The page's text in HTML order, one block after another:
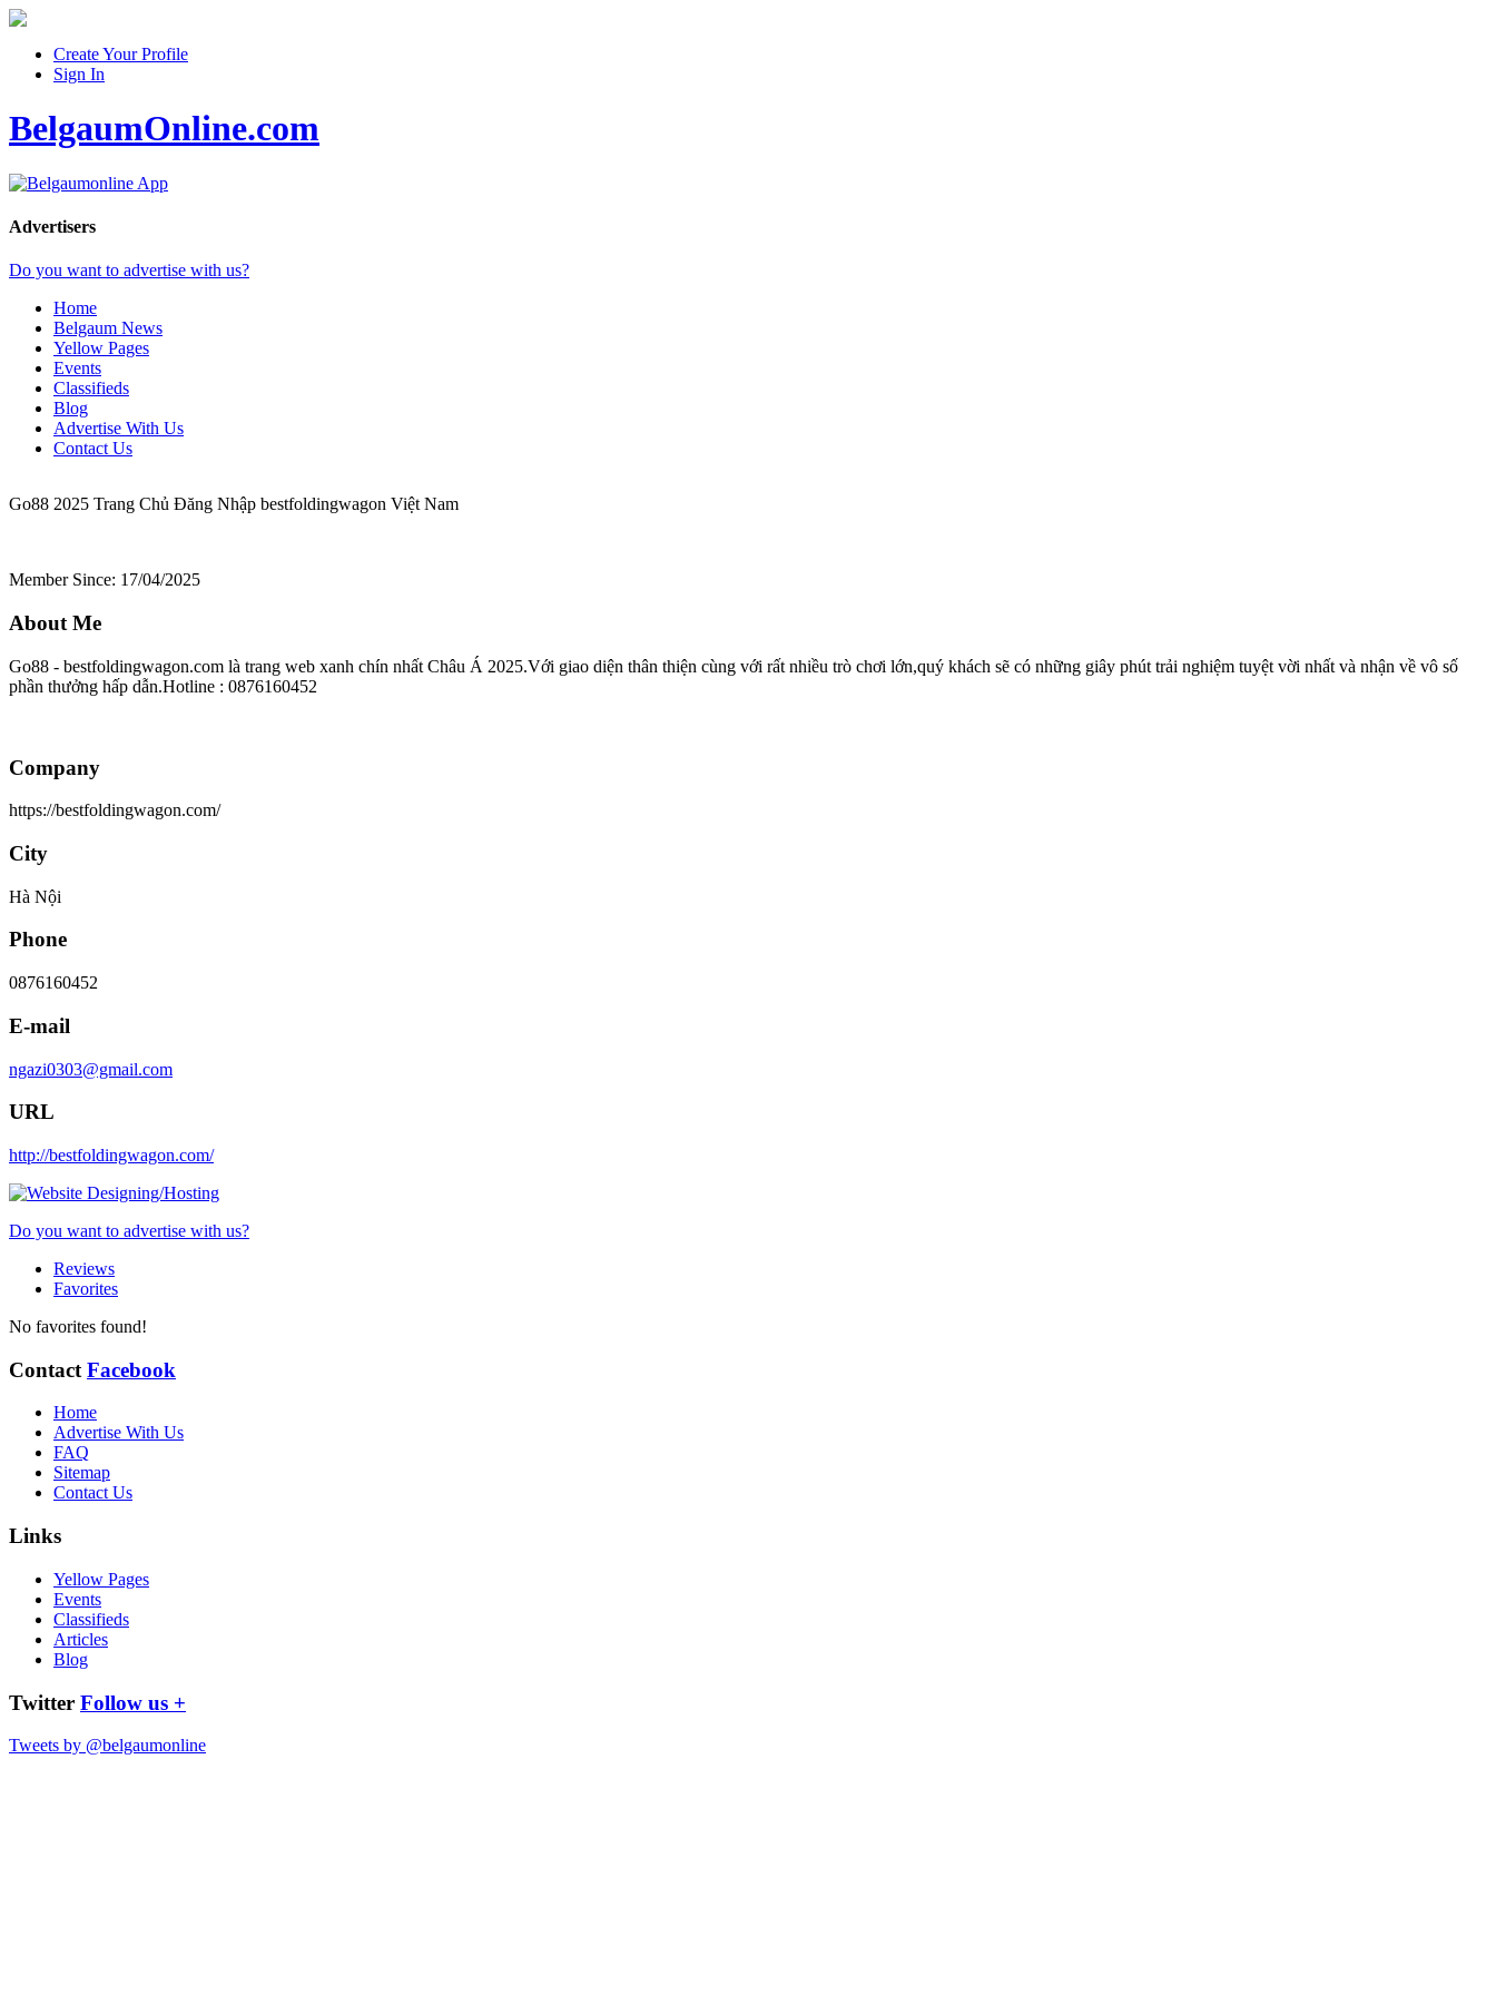
Create Your Profile
Sign In
BelgaumOnline.com
Advertisers
Do you want to advertise with us?
Home
Belgaum News
Yellow Pages
Events
Classifieds
Blog
Advertise With Us
Contact Us
Go88 2025 Trang Chủ Đăng Nhập bestfoldingwagon Việt Nam
Member Since: 17/04/2025
About Me
Go88 - bestfoldingwagon.com là trang web xanh chín nhất Châu Á 2025.Với giao diện thân thiện cùng với rất nhiều trò chơi lớn,quý khách sẽ có những giây phút trải nghiệm tuyệt vời nhất và nhận về vô số
phần thưởng hấp dẫn.Hotline : 0876160452
Company
https://bestfoldingwagon.com/
City
Hà Nội
Phone
0876160452
E-mail
ngazi0303@gmail.com
URL
http://bestfoldingwagon.com/
Do you want to advertise with us?
Reviews
Favorites
No favorites found!
Contact Facebook
Home
Advertise With Us
FAQ
Sitemap
Contact Us
Links
Yellow Pages
Events
Classifieds
Articles
Blog
Twitter Follow us +
Tweets by @belgaumonline